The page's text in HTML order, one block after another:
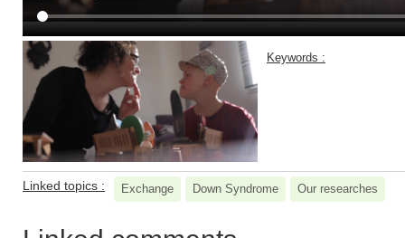
Keywords :
Linked topics : Exchange Down Syndrome Our researches